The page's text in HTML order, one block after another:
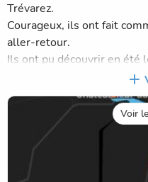
Trévarez.
Courageux, ils ont fait
aller-retour.
Ils ont pu découvrir en été
son parc fleuri et arboré
fontaines.
Voir